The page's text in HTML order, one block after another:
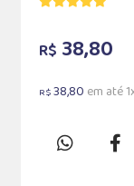
R$ 38,80
R$38,80 em até